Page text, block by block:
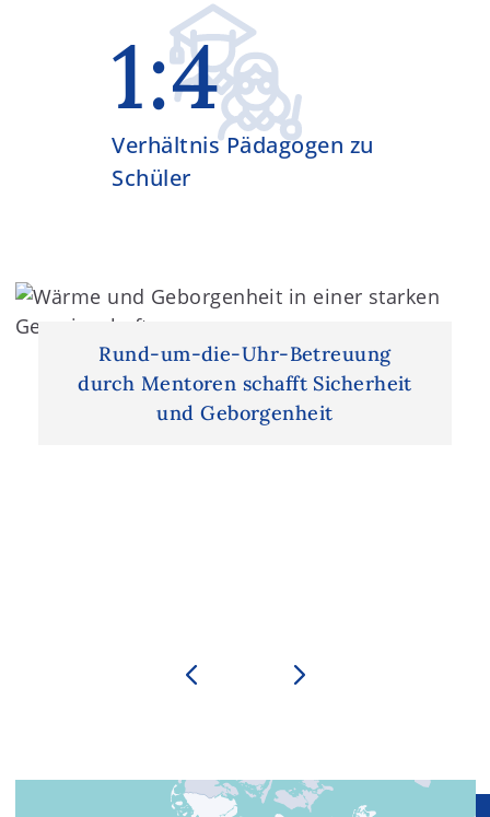
1:4
Verhältnis Pädagogen zu
Schüler
Rund-um-die-Uhr-Betreuung
durch Mentoren schafft Sicherheit
und Geborgenheit